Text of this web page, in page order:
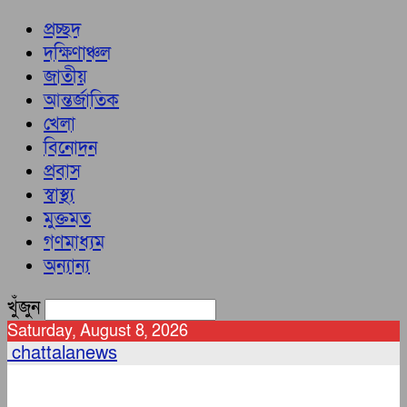
প্রচ্ছদ
দক্ষিণাঞ্চল
জাতীয়
আন্তর্জাতিক
খেলা
বিনোদন
প্রবাস
স্বাস্থ্য
মুক্তমত
গণমাধ্যম
অন্যান্য
খুঁজুন
Saturday, August 8, 2026
chattalanews